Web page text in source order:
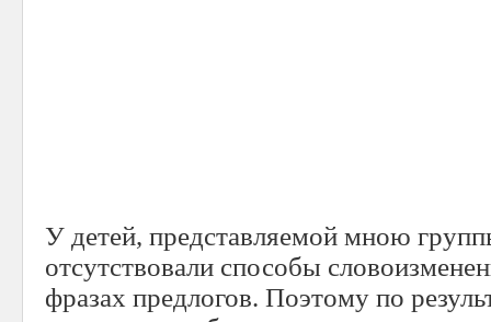
У детей, представляемой мною
отсутствовали способы
фразах предлогов. Поэтому по